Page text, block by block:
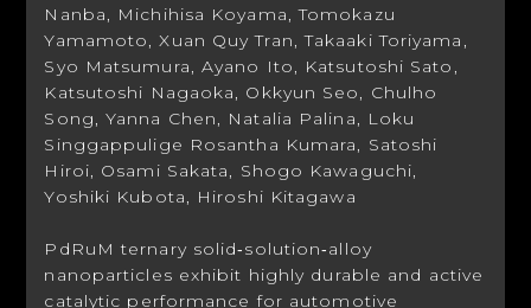
Nanba, Michihisa Koyama, Tomokazu
Yamamoto, Xuan Quy Tran, Takaaki Toriyama,
Syo Matsumura, Ayano Ito, Katsutoshi Sato,
Katsutoshi Nagaoka, Okkyun Seo, Chulho
Song, Yanna Chen, Natalia Palina, Loku
Singgappulige Rosantha Kumara, Satoshi
Hiroi, Osami Sakata, Shogo Kawaguchi,
Yoshiki Kubota, Hiroshi Kitagawa
PdRuM ternary solid‐solution‐alloy
nanoparticles exhibit highly durable and active
catalytic performance for automotive